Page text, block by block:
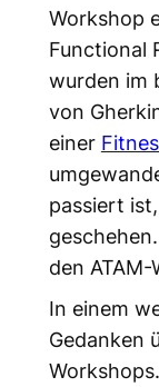
Workshop
Functional
wurden im
von
einer
passiert
den
In einem
Gedanken